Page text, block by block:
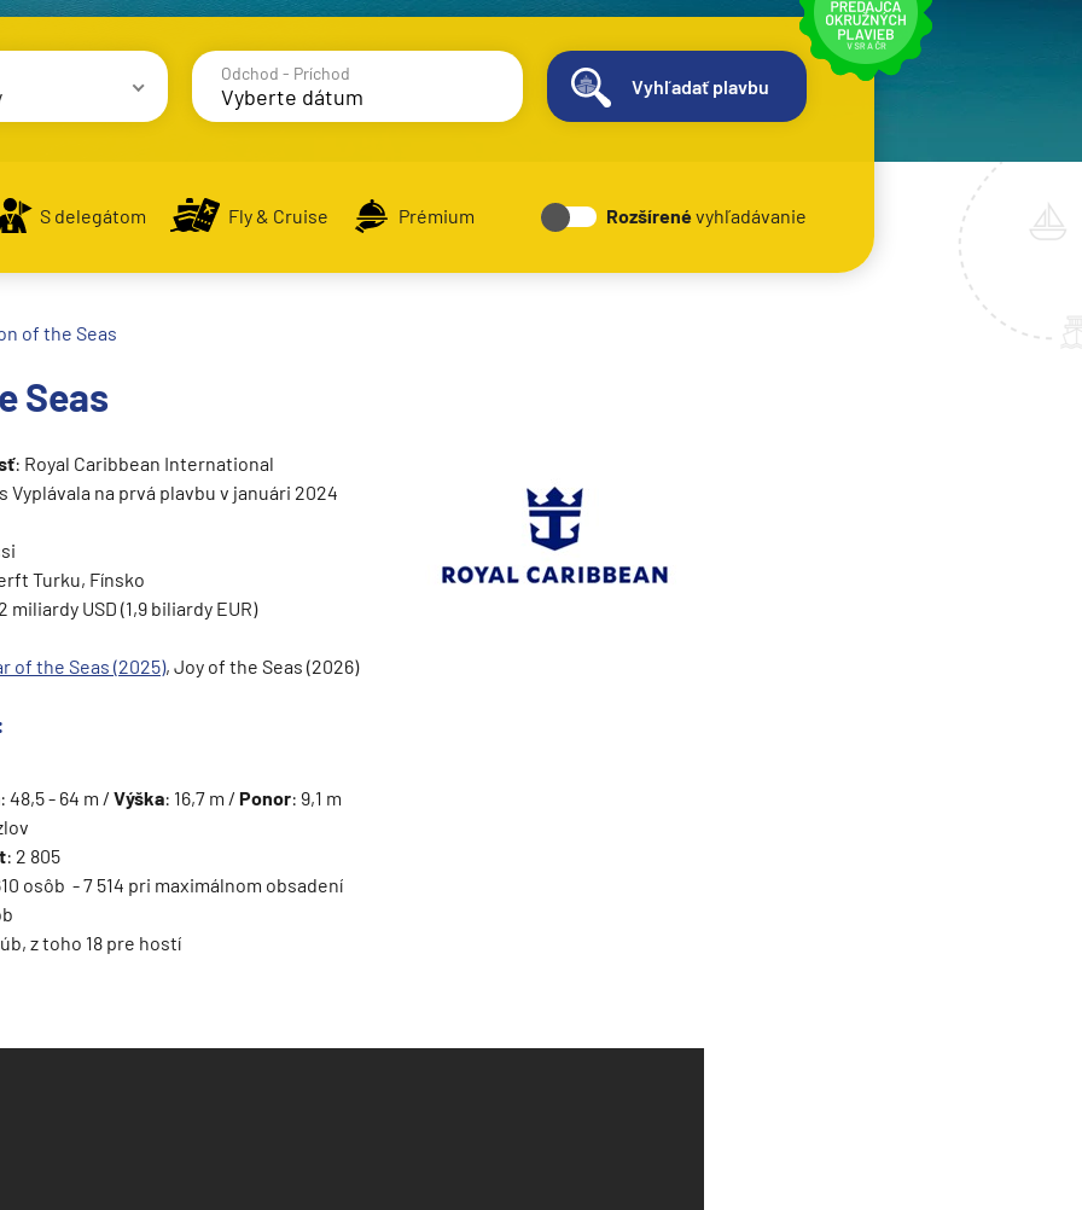
a Maroko
Odchod - Príchod
Vyhľadať plavbu
S delegátom Fly & Cruise Prémium Rozšírenévyhľadávanie
of the Seas
Seas
: Royal Caribbean International
Vyplávala na prvá plavbu v januári 2024
Turku, Fínsko
miliardy USD (1,9 biliardy EUR)
of the Seas (2025), Joy of the Seas (2026)
: 48,5 - 64 m / Výška: 16,7 m / Ponor: 9,1 m
: 2 805
osôb - 7 514 pri maximálnom obsadení
z toho 18 pre hostí